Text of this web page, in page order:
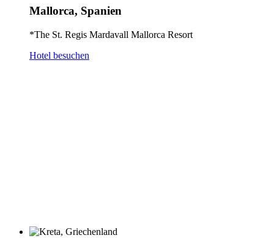
Mallorca, Spanien
*The St. Regis Mardavall Mallorca Resort
Hotel besuchen